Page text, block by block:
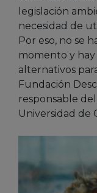
legislación
necesidad de
Por eso, no se
momento y
alternativos
Fundación
responsable
Universidad de